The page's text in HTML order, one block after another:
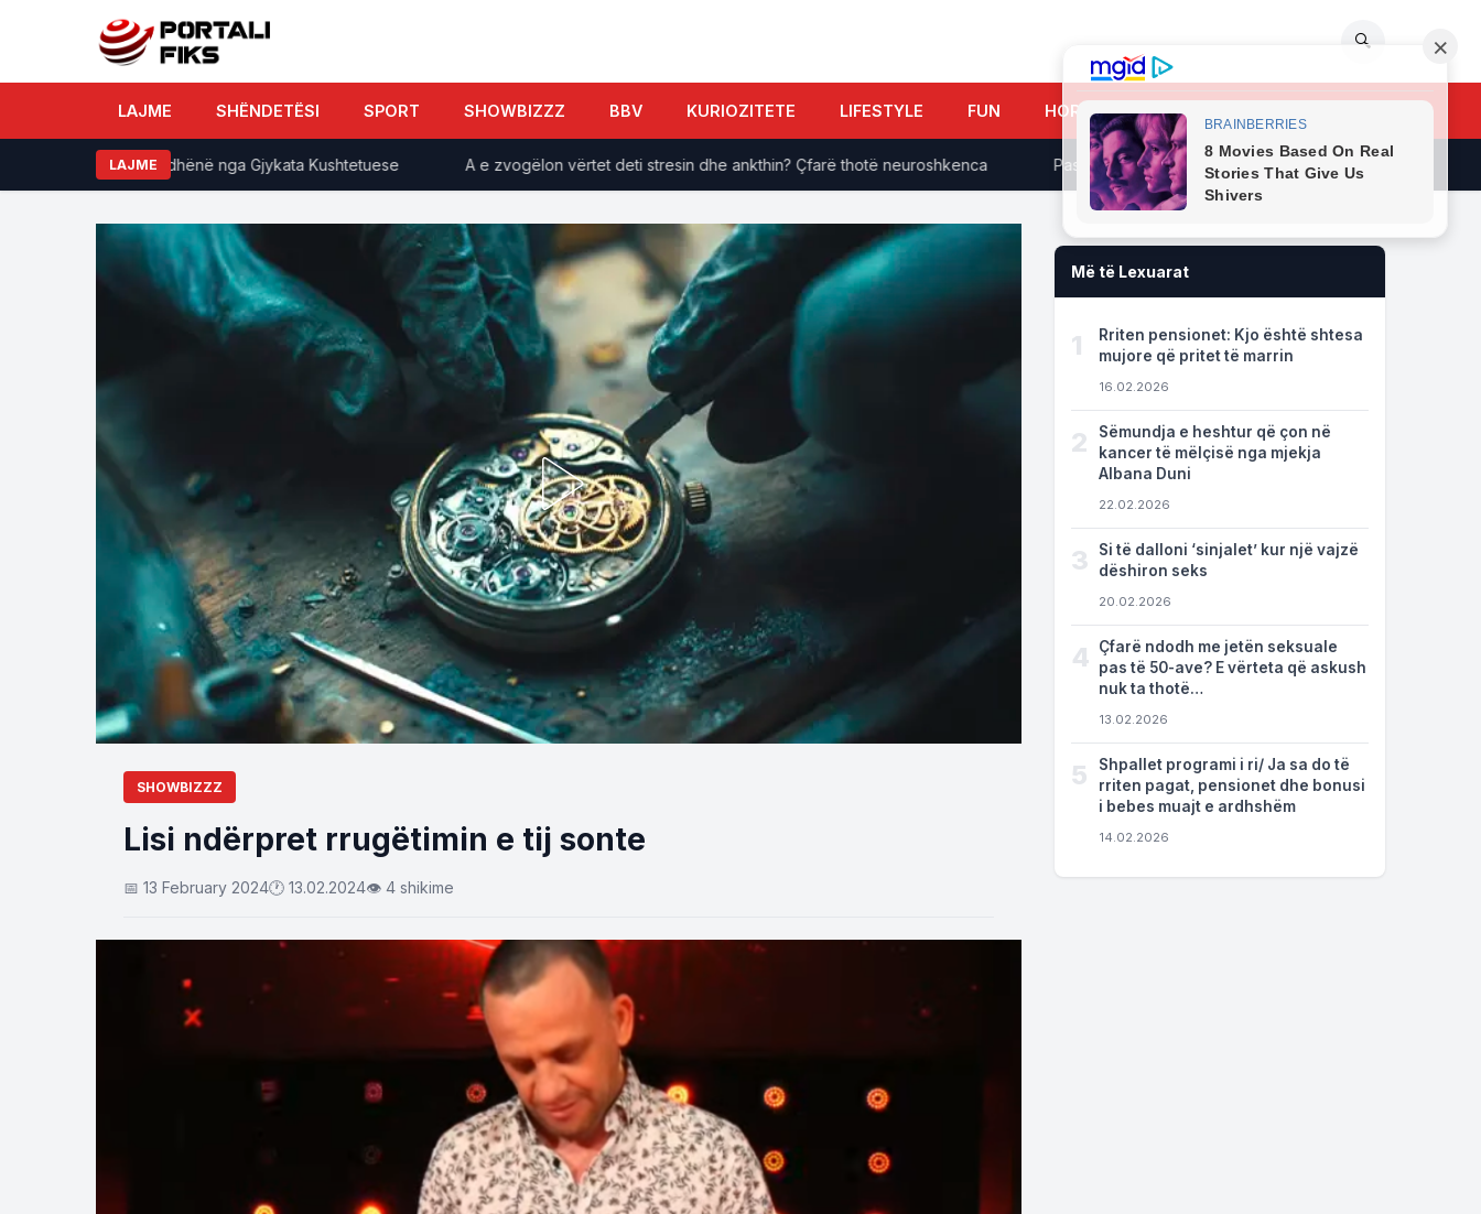
🔍
LAJME SHËNDETËSI SPORT SHOWBIZZZ BBV KURIOZITETE LIFESTYLE FUN HOROSKOPI
LAJME
sipas afatit të dhënë nga Gjykata Kushtetuese A e zvogëlon vërtet deti stresin dhe ankthin? Çfarë thotë neuroshkenca Pasioni i fundjavës në shtrat, a jeni mes 4 shenjave të bekuara
SHOWBIZZZ
Lisi ndërpret rrugëtimin e tij sonte
📅 13 February 2024🕐 13.02.2024👁 4 shikime
Më të Lexuarat
1
Rriten pensionet: Kjo është shtesa
mujore që pritet të marrin
16.02.2026
2
Sëmundja e heshtur që çon në
kancer të mëlçisë nga mjekja
Albana Duni
22.02.2026
3
Si të dalloni ‘sinjalet’ kur një vajzë
dëshiron seks
20.02.2026
4
Çfarë ndodh me jetën seksuale
pas të 50-ave? E vërteta që askush
nuk ta thotë…
13.02.2026
5
Shpallet programi i ri/ Ja sa do të
rriten pagat, pensionet dhe bonusi
i bebes muajt e ardhshëm
14.02.2026